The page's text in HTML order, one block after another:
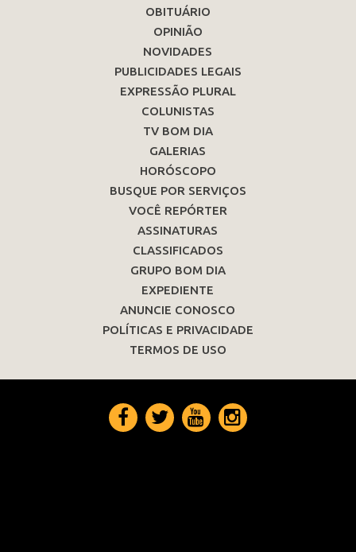
OBITUÁRIO
OPINIÃO
NOVIDADES
PUBLICIDADES LEGAIS
EXPRESSÃO PLURAL
COLUNISTAS
TV BOM DIA
GALERIAS
HORÓSCOPO
BUSQUE POR SERVIÇOS
VOCÊ REPÓRTER
ASSINATURAS
CLASSIFICADOS
GRUPO BOM DIA
EXPEDIENTE
ANUNCIE CONOSCO
POLÍTICAS E PRIVACIDADE
TERMOS DE USO